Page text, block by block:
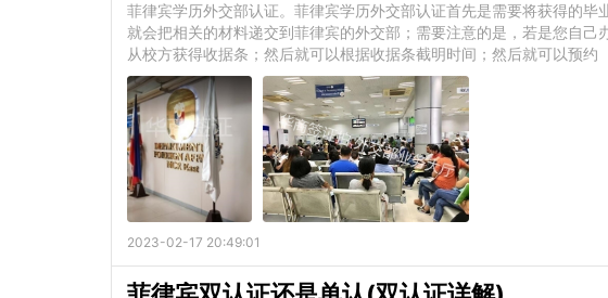
菲律宾学历外交部认证。菲律宾学历外交部认证首先是需要将获得的
就会把相关的材料递交到菲律宾的外交部；需要注意的是，若是您自
从校方获得收据条；然后就可以根据收据条截明时间；然后就可以预约
2023-02-17 20:49:01